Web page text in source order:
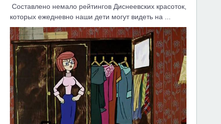
Составлено немало рейтингов Диснеевских красоток,
которых ежедневно наши дети могут видеть на ...